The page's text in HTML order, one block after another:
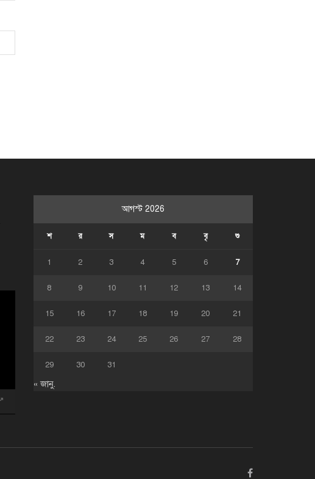
আগস্ট 2026
শ র স ম ব বৃ শু
1 2 3 4 5 6 7
8 9 10 11 12 13 14
15 16 17 18 19 20 21
22 23 24 25 26 27 28
29 30 31
« জানু.